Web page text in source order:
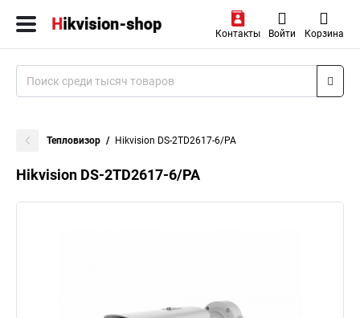
Контакты Войти Корзина
Тепловизор Hikvision DS-2TD2617-6/PA
Hikvision DS-2TD2617-6/PA